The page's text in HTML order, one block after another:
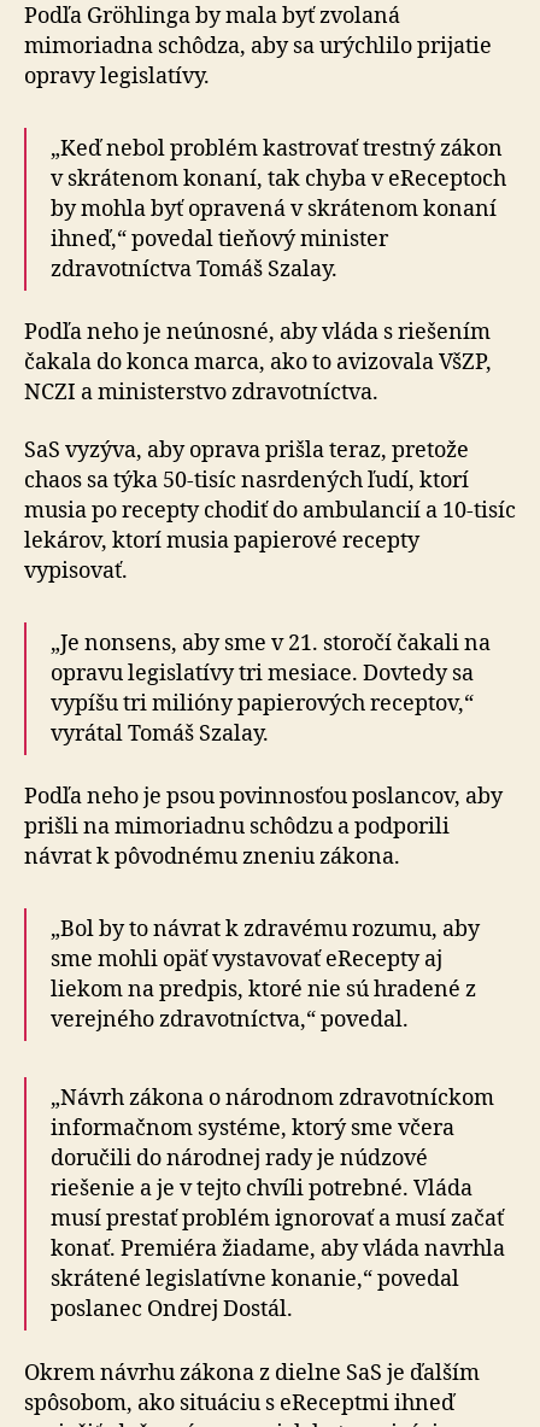
Podľa Gröhlinga by mala byť zvolaná
mimoriadna schô­dza, aby sa urýchlilo prijatie
opravy legislatívy.
„Keď nebol problém kastrovať trestný zákon
v skrá­te­nom konaní, tak chyba v eReceptoch
by mohla byť opravená v skrátenom konaní
ihneď,“ povedal tieňový minister
zdravotníctva Tomáš Szalay.
Podľa neho je neúnosné, aby vláda s riešením
čakala do konca marca, ako to avizovala VšZP,
NCZI a ministerstvo zdravotníctva.
SaS vyzýva, aby oprava prišla teraz, pretože
chaos sa týka 50-tisíc nasrdených ľudí, ktorí
musia po recepty chodiť do ambulancií a 10-tisíc
lekárov, ktorí musia papierové re­cep­ty
vypisovať.
„Je nonsens, aby sme v 21. storočí čakali na
opravu legislatívy tri mesiace. Dovtedy sa
vypíšu tri milióny papierových receptov,“
vyrátal Tomáš Szalay.
Podľa neho je psou povinnosťou poslancov, aby
prišli na mimoriadnu schôdzu a podporili
návrat k pôvodnému zneniu zákona.
„Bol by to návrat k zdravému rozumu, aby
sme mohli opäť vystavovať eRecepty aj
liekom na predpis, ktoré nie sú hradené z
verejného zdravotníctva,“ povedal.
„Návrh zákona o národnom zdravotníckom
in­for­mač­nom systéme, ktorý sme včera
doručili do národnej rady je núdzové
riešenie a je v tejto chvíli potrebné. Vláda
musí prestať problém ignorovať a musí začať
konať. Premiéra žiadame, aby vláda navrhla
skrátené legislatívne konanie,“ povedal
poslanec Ondrej Dostál.
Okrem návrhu zákona z dielne SaS je ďalším
spôsobom, ako situáciu s eReceptmi ihneď